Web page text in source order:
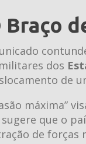
dos
de
máxima”
que o
de forças